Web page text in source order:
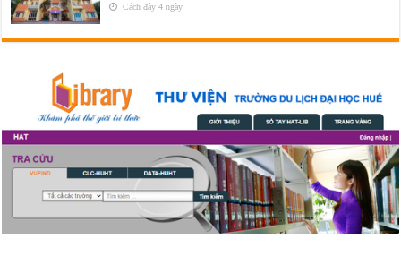
Cách đây 4 ngày